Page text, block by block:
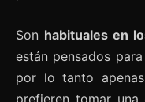
Son habituales en
están pensados
por lo tanto
prefieren tomar